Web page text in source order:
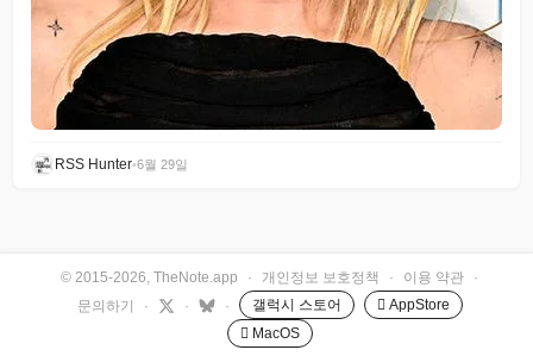
RSS Hunter•6월 29일
© 2015-2026, TheNote.app · 개인정보 보호정책 · 이용 약관
·
문의하기
· · · 갤럭시 스토어
 AppStore
 MacOS